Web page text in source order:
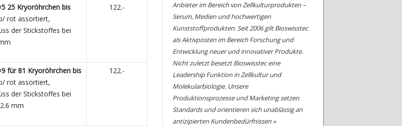
25 Kryoröhrchen bis
rot assortiert,
der Stickstoffes bei
122.-
für 81 Kryoröhrchen bis
rot assortiert,
der Stickstoffes bei
mm
122.-
Anbieter im Bereich von Zellkulturprodukten –
Serum, Medien und hochwertigen
Kunststoffprodukten. Seit 2006 gilt Bioswisstec
als Aktivposten im Bereich Forschung und
Entwicklung neuer und innovativer Produkte.
Nicht zuletzt besetzt Bioswisstec eine
Leadership Funktion in Zellkultur und
Molekularbiologie. Unsere
Produktionsprozesse und Marketing setzen
Standards und orientieren sich unablässig an
antizipierten Kundenbedürfnissen »